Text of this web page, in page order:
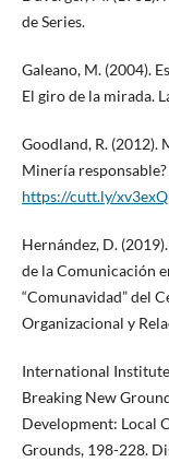
de Series.
Galeano, M. (2004).
El giro de la mirada.
Goodland, R. (2012).
Minería
https://cutt.ly/
Hernández, D.
de la Comunicación
“Comunavidad” del
Organizacional y
International
Breaking New
Development: Local
Grounds, 198-228.